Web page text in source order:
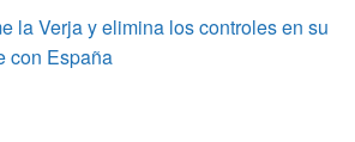
la Verja y elimina los controles en su
con España